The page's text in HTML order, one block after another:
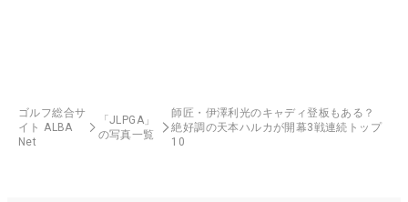
ゴルフ総合サ
イト ALBA
Net
「JLPGA」
の写真一覧
師匠・伊澤利光のキャディ登板もある？
絶好調の天本ハルカが開幕3戦連続トップ
10